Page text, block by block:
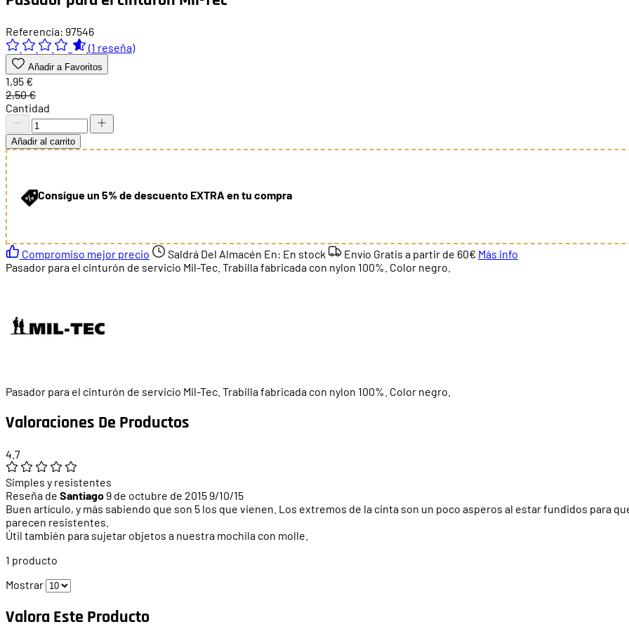
Referencia: 97546
(1 reseña)
Añadir a Favoritos
1,95 €
2,50 €
Cantidad
Añadir al carrito
Consigue un 5% de descuento EXTRA en tu compra
Compromiso mejor precio Saldrá Del Almacén En: En stock Envío Gratis a partir de 60€ Más info
Pasador para el cinturón de servicio Mil-Tec. Trabilla fabricada con nylon 100%. Color negro.
Pasador para el cinturón de servicio Mil-Tec. Trabilla fabricada con nylon 100%. Color negro.
Valoraciones De Productos
4.7
Simples y resistentes
Reseña de Santiago 9 de octubre de 2015 9/10/15
Buen artículo, y más sabiendo que son 5 los que vienen. Los extremos de la cinta son un poco asperos al estar fundidos para
parecen resistentes.
Útil también para sujetar objetos a nuestra mochila con molle.
1 producto
Mostrar
Valora Este Producto